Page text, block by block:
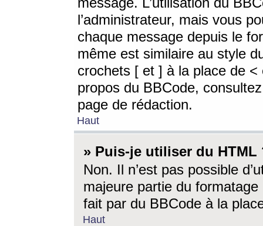
l’administrateur, mais vous
chaque message depuis le
même est similaire au style
crochets [ et ] à la place de <
propos du BBCode,
page de rédaction.
Haut
» Puis-je utiliser du HTML
Non. Il n’est pas possible
majeure partie du
fait par du BBCode à la
Haut